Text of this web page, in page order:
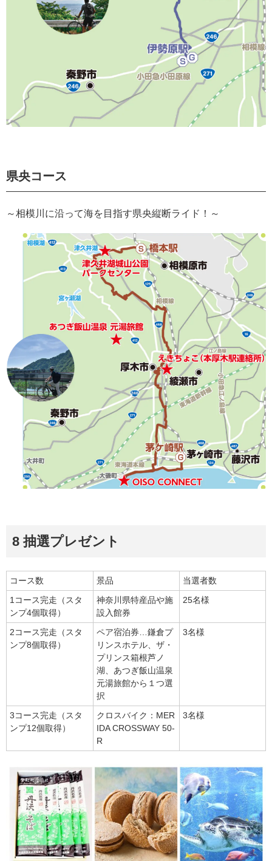
県央コース
～相模川に沿って海を目指す県央縦断ライド！～
8 抽選プレゼント
コース数 景品
当選者数
1コース完走（スタ
ンプ4個取得）
神奈川県特産品や施
設入館券
25名様
2コース完走（スタ
ンプ8個取得）
ペア宿泊券…鎌倉プ
リンスホテル、ザ・
プリンス箱根芦ノ
湖、あつぎ飯山温泉
元湯旅館から１つ選
択
3名様
3コース完走（スタ
ンプ12個取得）
クロスバイク：MER
IDA CROSSWAY 50-
R
3名様